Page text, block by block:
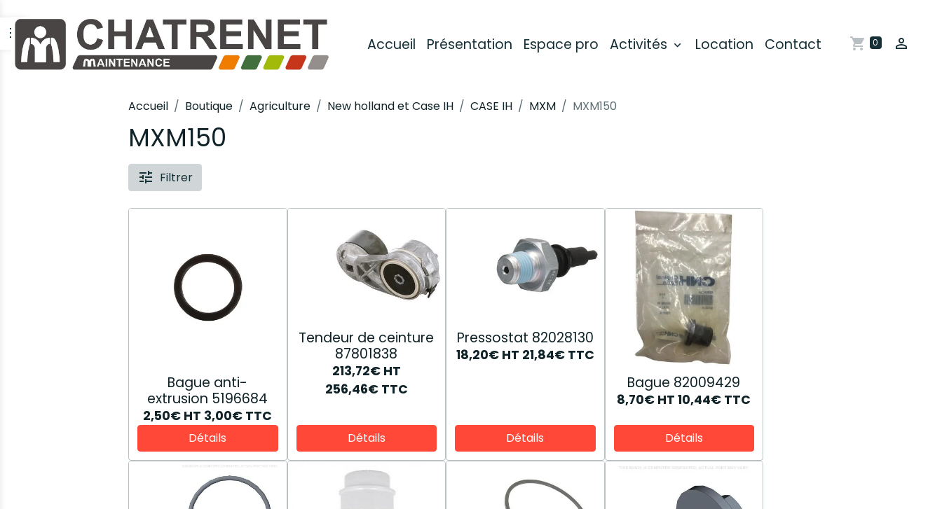
Accueil Présentation Espace pro Activités Location Contact 0
Accueil Boutique Agriculture New holland et Case IH CASE IH MXM MXM150
MXM150
Filtrer
Bague anti-
extrusion 5196684
2,50€ HT 3,00€ TTC
Détails
Tendeur de ceinture
87801838
213,72€ HT
256,46€ TTC
Détails
Pressostat 82028130
18,20€ HT 21,84€ TTC
Détails
Bague 82009429
8,70€ HT 10,44€ TTC
Détails